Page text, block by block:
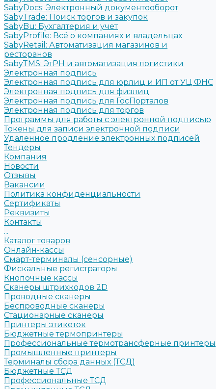
SabyDocs: Электронный документооборот
SabyTrade: Поиск торгов и закупок
SabyBu: Бухгалтерия и учет
SabyProfile: Всё о компаниях и владельцах
SabyRetail: Автоматизация магазинов и
ресторанов
SabyTMS: ЭтРН и автоматизация логистики
Электронная подпись
Электронная подпись для юрлиц и ИП от УЦ ФНС
Электронная подпись для физлиц
Электронная подпись для ГосПорталов
Электронная подпись для торгов
Программы для работы с электронной подписью
Токены для записи электронной подписи
Удаленное продление электронных подписей
Тендеры
Компания
Новости
Отзывы
Вакансии
Политика конфиденциальности
Сертификаты
Реквизиты
Контакты
...
Каталог товаров
Онлайн-кассы
Смарт-терминалы (сенсорные)
Фискальные регистраторы
Кнопочные кассы
Сканеры штрихкодов 2D
Проводные сканеры
Беспроводные сканеры
Стационарные сканеры
Принтеры этикеток
Бюджетные термопринтеры
Профессиональные термотрансферные принтеры
Промышленные принтеры
Терминалы сбора данных (ТСД)
Бюджетные ТСД
Профессиональные ТСД